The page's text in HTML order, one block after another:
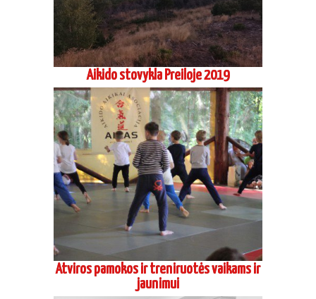
Aikido stovykla Preiloje 2019
Atviros pamokos ir treniruotės vaikams ir
jaunimui